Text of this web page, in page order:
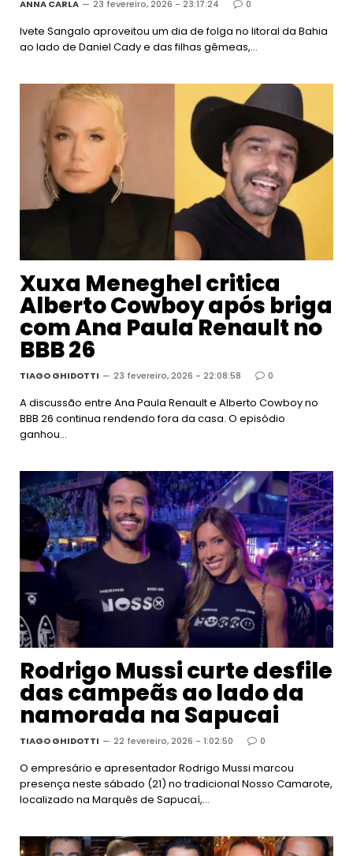
ANNA CARLA 23 fevereiro, 2026 - 23:17:24 0
Ivete Sangalo aproveitou um dia de folga no litoral da Bahia
ao lado de Daniel Cady e das filhas gêmeas,…
Xuxa Meneghel critica
Alberto Cowboy após briga
com Ana Paula Renault no
BBB 26
TIAGO GHIDOTTI 23 fevereiro, 2026 - 22:08:58 0
A discussão entre Ana Paula Renault e Alberto Cowboy no
BBB 26 continua rendendo fora da casa. O episódio
ganhou…
Rodrigo Mussi curte desfile
das campeãs ao lado da
namorada na Sapucai
TIAGO GHIDOTTI 22 fevereiro, 2026 - 1:02:50 0
O empresário e apresentador Rodrigo Mussi marcou
presença neste sábado (21) no tradicional Nosso Camarote,
localizado na Marquês de Sapucaí,…